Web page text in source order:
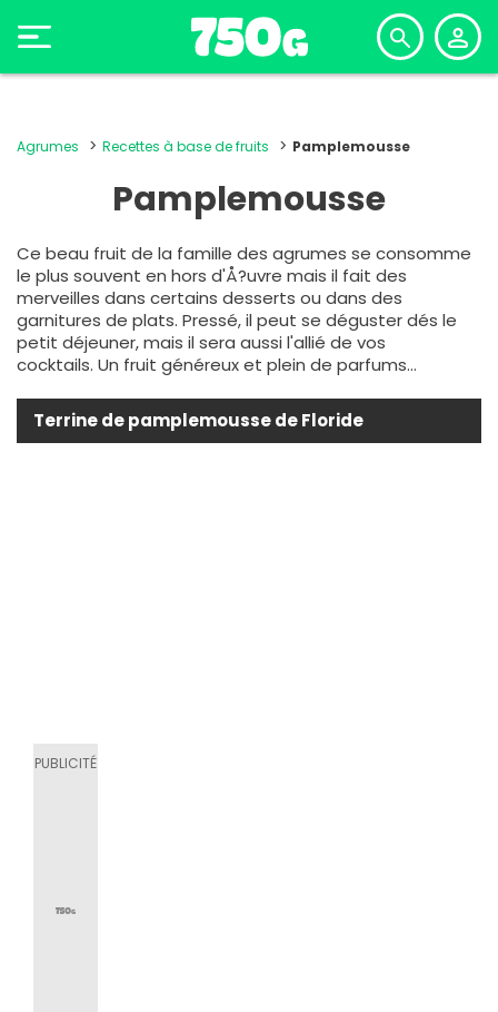
Agrumes Recettes à base de fruits Pamplemousse
Pamplemousse
Ce beau fruit de la famille des agrumes se consomme
le plus souvent en hors d'Å?uvre mais il fait des
merveilles dans certains desserts ou dans des
garnitures de plats. Pressé, il peut se déguster dés le
petit déjeuner, mais il sera aussi l'allié de vos
cocktails. Un fruit généreux et plein de parfums...
Terrine de pamplemousse de Floride